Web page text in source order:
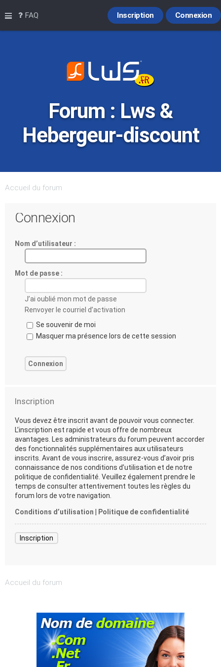
Raccourcis
FAQ Connexion
Inscription
Forum : Lws &
Hebergeur-discount
Accueil du forum
Connexion
Nom d’utilisateur :
Mot de passe :
J’ai oublié mon mot de passe
Renvoyer le courriel d’activation
Se souvenir de moi
Masquer ma présence lors de cette session
Inscription
Vous devez être inscrit avant de pouvoir vous connecter.
L’inscription est rapide et vous offre de nombreux
avantages. Les administrateurs du forum peuvent accorder
des fonctionnalités supplémentaires aux utilisateurs
inscrits. Avant de vous inscrire, assurez-vous d’avoir pris
connaissance de nos conditions d’utilisation et de notre
politique de confidentialité. Veuillez également prendre le
temps de consulter attentivement toutes les règles du
forum lors de votre navigation.
Conditions d’utilisation Politique de confidentialité
Inscription
Accueil du forum